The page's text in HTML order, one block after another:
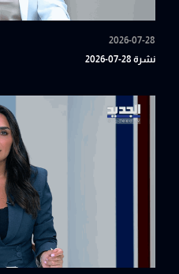
2026-07-28
نشرة 28-07-2026